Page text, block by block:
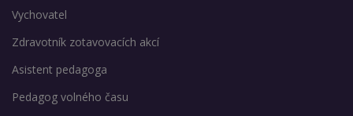
Vychovatel
Zdravotník zotavovacích akcí
Asistent pedagoga
Pedagog volného času